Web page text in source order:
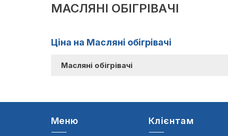
МАСЛЯНІ ОБІГРІВАЧІ
Ціна на Масляні обігрівачі
Масляні обігрівачі
Меню Клієнтам